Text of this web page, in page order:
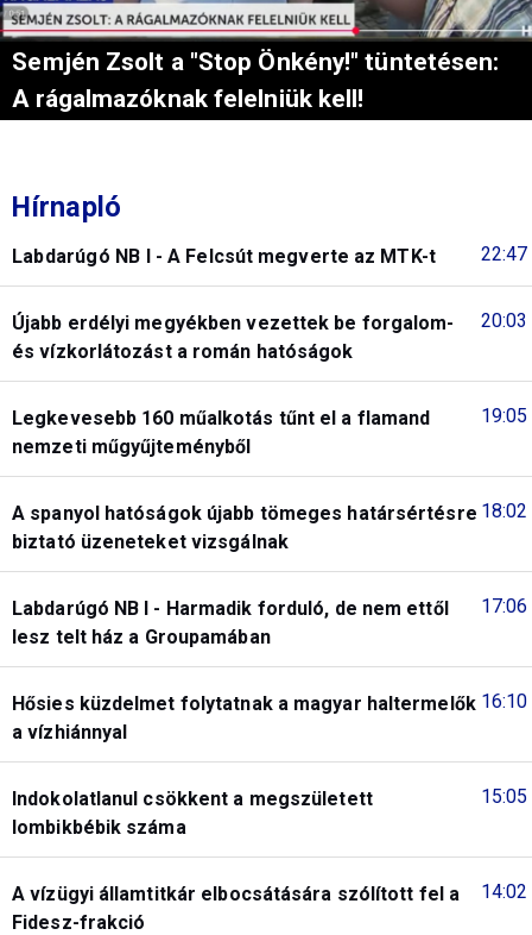
Semjén Zsolt a "Stop Önkény!" tüntetésen:
A rágalmazóknak felelniük kell!
Hírnapló
22:47
Labdarúgó NB I - A Felcsút megverte az MTK-t
20:03
Újabb erdélyi megyékben vezettek be forgalom-
és vízkorlátozást a román hatóságok
19:05
Legkevesebb 160 műalkotás tűnt el a flamand
nemzeti műgyűjteményből
18:02
A spanyol hatóságok újabb tömeges határsértésre
biztató üzeneteket vizsgálnak
17:06
Labdarúgó NB I - Harmadik forduló, de nem ettől
lesz telt ház a Groupamában
16:10
Hősies küzdelmet folytatnak a magyar haltermelők
a vízhiánnyal
15:05
Indokolatlanul csökkent a megszületett
lombikbébik száma
14:02
A vízügyi államtitkár elbocsátására szólított fel a
Fidesz-frakció